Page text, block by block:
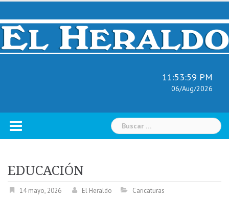
Skip
content
11:54:00 PM
06/Aug/2026
Buscar:
EDUCACIÓN
14 mayo, 2026 El Heraldo Caricaturas